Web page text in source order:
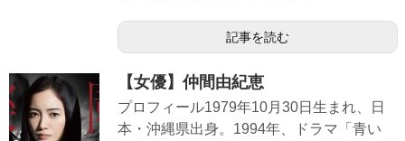
記事を読む
【女優】仲間由紀恵
プロフィール1979年10月30日生まれ、日
本・沖縄県出身。1994年、ドラマ「青い